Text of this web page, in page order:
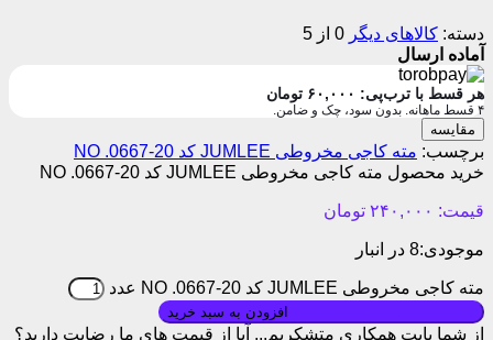
دسته: کالاهای دیگر 0 از 5
آماده ارسال
هر قسط با ترب‌پی: ۶۰,۰۰۰ تومان
۴ قسط ماهانه. بدون سود، چک و ضامن.
مقایسه
برچسب: مته کاجی مخروطی JUMLEE کد NO .0667-20
خرید محصول مته کاجی مخروطی JUMLEE کد NO .0667-20
قیمت: ۲۴۰,۰۰۰ تومان
موجودی:8 در انبار
مته کاجی مخروطی JUMLEE کد NO .0667-20 عدد
از شما بابت همکاری متشکریم... آیا از قیمت های ما رضایت دارید؟